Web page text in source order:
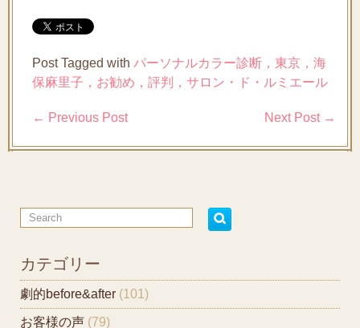
Post Tagged with パーソナルカラー診断，東京，海
保麻里子，お勧め，評判，サロン・ド・ルミエール
← Previous Post Next Post →
カテゴリー
劇的before&after (101)
お客様の声 (79)